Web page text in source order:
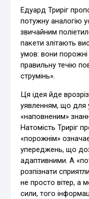
Едуард Триріг
потужну аналогію
звичайним
пакети злітають
умов: вони порожні
правильну течію
струмінь».
Ця ідея йде
уявленням, що для
«наповненим»
Натомість Триріг
«порожнім»
упереджень, що
адаптивними. А
розпізнати
не просто вітер, а
сили, того